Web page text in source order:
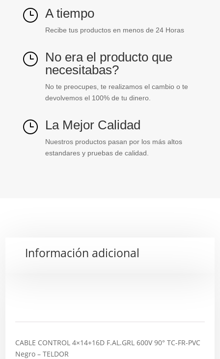
} A tiempo
Recibe tus productos en menos de 24 Horas
} No era el producto que
necesitabas?
No te preocupes, te realizamos el cambio o te
devolvemos el 100% de tu dinero.
} La Mejor Calidad
Nuestros productos pasan por los más altos
estandares y pruebas de calidad.
Información adicional
CABLE CONTROL 4×14+16D F.AL.GRL 600V 90° TC-FR-PVC
Negro – TELDOR